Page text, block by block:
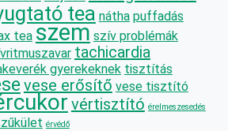
tea nátha puffadás
tea szem szív problémák
tachicardia
gyerekeknek tisztítás
vese erősítő vese tisztító
vértisztító érelmeszesedés
érvédő